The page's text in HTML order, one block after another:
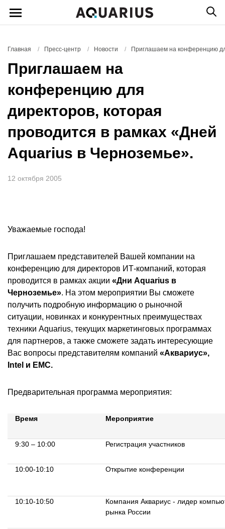
Главная / Пресс-центр / Новости / Приглашаем на конференцию
Приглашаем на
конференцию для
директоров, которая
проводится в рамках «Дней
Aquarius в Черноземье».
12 октября 2005
Уважаемые господа!
Приглашаем представителей Вашей компании на
конференцию для директоров ИТ-компаний, которая
проводится в рамках акции «Дни Aquarius в
Черноземье». На этом мероприятии Вы сможете
получить подробную информацию о рыночной
ситуации, новинках и конкурентных преимуществах
техники Aquarius, текущих маркетинговых программах
для партнеров, а также сможете задать интересующие
Вас вопросы представителям компаний «Аквариус»,
Intel и EMC.
Предварительная программа мероприятия:
Время Мероприятие
9:30 – 10:00 Регистрация участников
10:00-10:10 Открытие конференции
10:10-10:50
Компания Аквариус - лидер
рынка России